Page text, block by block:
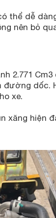
thể dễ
nên bỏ
2.771 Cm3
đường dốc.
xe.
xăng hiện